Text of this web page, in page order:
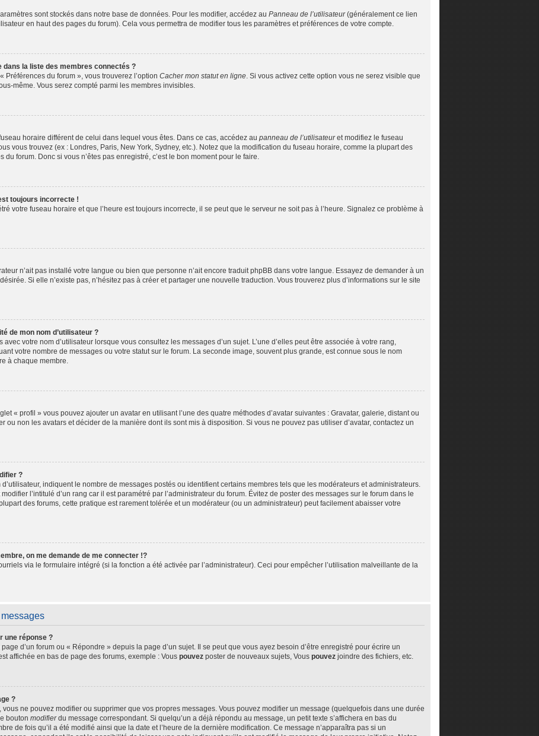
sont stockés dans notre base de données. Pour les modifier, accédez au Panneau de l’utilisateur(généralement ce lien
en haut des pages du forum). Cela vous permettra de modifier tous les paramètres et préférences de votre compte.
dans la liste des membres connectés ?
Préférences du forum », vous trouverez l’option Cacher mon statut en ligne. Si vous activez cette option vous ne serez visible que
même. Vous serez compté parmi les membres invisibles.
horaire différent de celui dans lequel vous êtes. Dans ce cas, accédez au panneau de l’utilisateuret modifiez le fuseau
vous trouvez (ex : Londres, Paris, New York, Sydney, etc.). Notez que la modification du fuseau horaire, comme la plupart des
du forum. Donc si vous n’êtes pas enregistré, c’est le bon moment pour le faire.
toujours incorrecte !
votre fuseau horaire et que l’heure est toujours incorrecte, il se peut que le serveur ne soit pas à l’heure. Signalez ce problème à
n’ait pas installé votre langue ou bien que personne n’ait encore traduit phpBB dans votre langue. Essayez de demander à un
Si elle n’existe pas, n’hésitez pas à créer et partager une nouvelle traduction. Vous trouverez plus d’informations sur le site
de mon nom d’utilisateur ?
avec votre nom d’utilisateur lorsque vous consultez les messages d’un sujet. L’une d’elles peut être associée à votre rang,
votre nombre de messages ou votre statut sur le forum. La seconde image, souvent plus grande, est connue sous le nom
à chaque membre.
« profil » vous pouvez ajouter un avatar en utilisant l’une des quatre méthodes d’avatar suivantes : Gravatar, galerie, distant ou
ou non les avatars et décider de la manière dont ils sont mis à disposition. Si vous ne pouvez pas utiliser d’avatar, contactez un
?
indiquent le nombre de messages postés ou identifient certains membres tels que les modérateurs et administrateurs.
l’intitulé d’un rang car il est paramétré par l’administrateur du forum. Évitez de poster des messages sur le forum dans le
des forums, cette pratique est rarement tolérée et un modérateur (ou un administrateur) peut facilement abaisser votre
on me demande de me connecter !?
via le formulaire intégré (si la fonction a été activée par l’administrateur). Ceci pour empêcher l’utilisation malveillante de la
une réponse ?
d’un forum ou « Répondre » depuis la page d’un sujet. Il se peut que vous ayez besoin d’être enregistré pour écrire un
affichée en bas de page des forums, exemple : Vous pouvez poster de nouveaux sujets, Vous pouvez joindre des fichiers, etc.
?
vous ne pouvez modifier ou supprimer que vos propres messages. Vous pouvez modifier un message (quelquefois dans une durée
bouton modifierdu message correspondant. Si quelqu’un a déjà répondu au message, un petit texte s’affichera en bas du
de fois qu’il a été modifié ainsi que la date et l’heure de la dernière modification. Ce message n’apparaîtra pas si un